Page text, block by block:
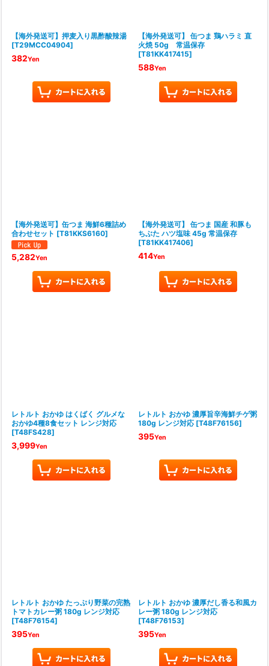
【海外発送可】押麦入り黒酢酸辣湯
[T29MCC04904]
382Yen
【海外発送可】 缶つま 鶏ハラミ 直
火焼 50g 常温保存
[T81KK417415]
588Yen
【海外発送可】缶つま 海鮮6種詰め
合わせセット [T81KKS6160]
5,282Yen
【海外発送可】 缶つま 国産 和豚も
ちぶた ハツ塩味 45g 常温保存
[T81KK417406]
414Yen
レトルト おかゆ はくばく グルメな
おかゆ4種8食セット レンジ対応
[T48FS428]
3,999Yen
レトルト おかゆ 濃厚旨辛海鮮チゲ粥
180g レンジ対応 [T48F76156]
395Yen
レトルト おかゆ たっぷり野菜の完熟
トマトカレー粥 180g レンジ対応
[T48F76154]
395Yen
レトルト おかゆ 濃厚だし香る和風カ
レー粥 180g レンジ対応
[T48F76153]
395Yen